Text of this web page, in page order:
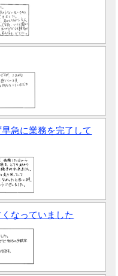
急に業務を完了して
なっていました